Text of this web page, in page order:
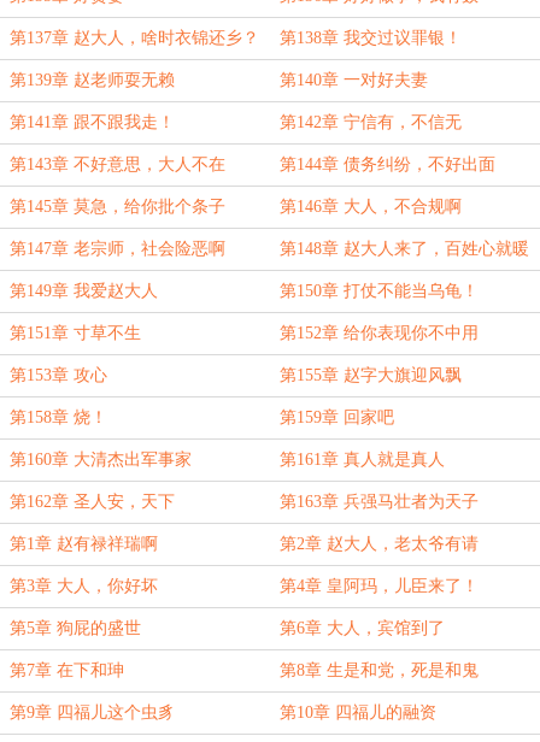
第137章 赵大人，啥时衣锦还乡？ 第138章 我交过议罪银！
第139章 赵老师耍无赖 第140章 一对好夫妻
第141章 跟不跟我走！ 第142章 宁信有，不信无
第143章 不好意思，大人不在 第144章 债务纠纷，不好出面
第145章 莫急，给你批个条子 第146章 大人，不合规啊
第147章 老宗师，社会险恶啊 第148章 赵大人来了，百姓心就暖
了
第149章 我爱赵大人 第150章 打仗不能当乌龟！
第151章 寸草不生 第152章 给你表现你不中用
第153章 攻心 第155章 赵字大旗迎风飘
第158章 烧！ 第159章 回家吧
第160章 大清杰出军事家 第161章 真人就是真人
第162章 圣人安，天下 第163章 兵强马壮者为天子
第1章 赵有禄祥瑞啊 第2章 赵大人，老太爷有请
第3章 大人，你好坏 第4章 皇阿玛，儿臣来了！
第5章 狗屁的盛世 第6章 大人，宾馆到了
第7章 在下和珅 第8章 生是和党，死是和鬼
第9章 四福儿这个虫豸 第10章 四福儿的融资